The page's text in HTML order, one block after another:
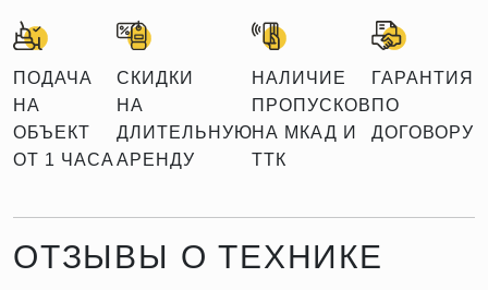
ПОДАЧА
НА
ОБЪЕКТ
ОТ 1 ЧАСА
СКИДКИ
НА
ДЛИТЕЛЬНУЮ
АРЕНДУ
НАЛИЧИЕ
ПРОПУСКОВ
НА МКАД И
ТТК
ГАРАНТИЯ
ПО
ДОГОВОРУ
ОТЗЫВЫ О ТЕХНИКЕ